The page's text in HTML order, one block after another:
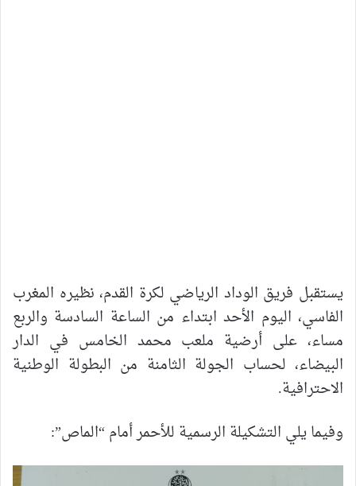
يستقبل فريق الوداد الرياضي لكرة القدم، نظيره المغرب
الفاسي، اليوم الأحد ابتداء من الساعة السادسة والربع
مساء، على أرضية ملعب محمد الخامس في الدار
البيضاء، لحساب الجولة الثامنة من البطولة الوطنية
الاحترافية.
وفيما يلي التشكيلة الرسمية للأحمر أمام “الماص”: